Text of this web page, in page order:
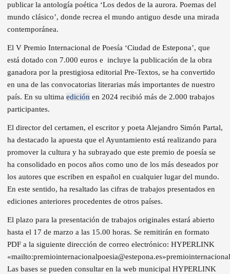
publicar la antología poética ‘Los dedos de la aurora. Poemas del
mundo clásico’, donde recrea el mundo antiguo desde una mirada
contemporánea.
El V Premio Internacional de Poesía ‘Ciudad de Estepona’, que
está dotado con 7.000 euros e incluye la publicación de la obra
ganadora por la prestigiosa editorial Pre-Textos, se ha convertido
en una de las convocatorias literarias más importantes de nuestro
país. En su ultima edición en 2024 recibió más de 2.000 trabajos
participantes.
El director del certamen, el escritor y poeta Alejandro Simón Partal,
ha destacado la apuesta que el Ayuntamiento está realizando para
promover la cultura y ha subrayado que este premio de poesía se
ha consolidado en pocos años como uno de los más deseados por
los autores que escriben en español en cualquier lugar del mundo.
En este sentido, ha resaltado las cifras de trabajos presentados en
ediciones anteriores procedentes de otros países.
El plazo para la presentación de trabajos originales estará abierto
hasta el 17 de marzo a las 15.00 horas. Se remitirán en formato
PDF a la siguiente dirección de correo electrónico: HYPERLINK
«mailto:premiointernacionalpoesia@estepona.es»
Las bases se pueden consultar en la web municipal HYPERLINK